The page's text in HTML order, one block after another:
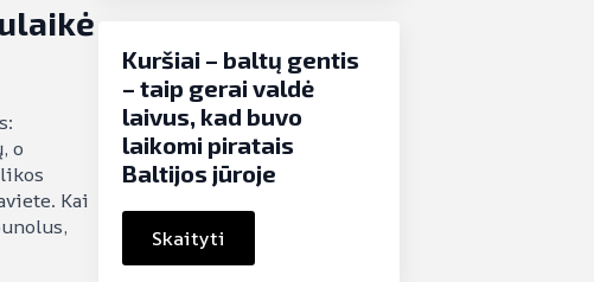
o
Kai
Kuršiai – baltų gentis
– taip gerai valdė
laivus, kad buvo
laikomi piratais
Baltijos jūroje
Skaityti